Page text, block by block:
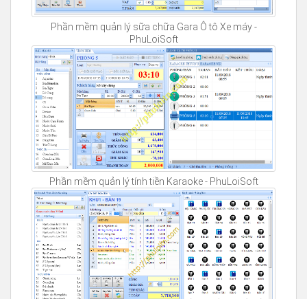
Phần mềm quản lý sữa chữa Gara Ô tô Xe máy -
PhuLoiSoft
Phần mềm quản lý tính tiền Karaoke - PhuLoiSoft